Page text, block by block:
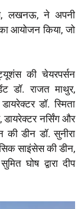
लखनऊ, ने अपनी
आयोजन किया, जो
की चेयरपर्सन
डॉ. राजत माथुर,
डॉ. स्मिता
नर्सिंग और
डीन डॉ. सुनीरा
साइंसेस की डीन,
घोष द्वारा दीप